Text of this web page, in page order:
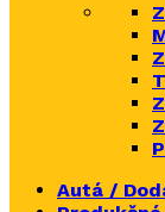
Autá /